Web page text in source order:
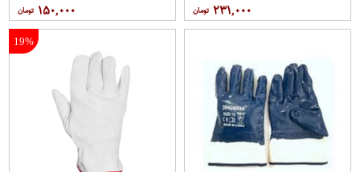
۲۳۱,۰۰۰ ۱۵۰,۰۰۰
19%